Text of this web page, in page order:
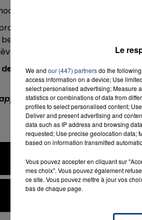
dans le quartier d'Amiens Nord
recueillis par
de soutien, de même que
de l'école La Paix ont décidé
personness'est rassemblée
Contact FM sur
Bad Dreams
TEDDY SWIMS
Le
We and our (447) partnersdo the
access information on a device; Use
select personalised advertising; Measure
statistics or combinations of data from
profiles to select personalised content;
Deliver and present advertising and
data such as IP address and browsing
requested; Use precise geolocation data;
based on information transmitted
Vous pouvez accepter en cliquant sur
mes choix". Vous pouvez également
ce site. Vous pouvez mettre à jour vos
bas de chaque page.